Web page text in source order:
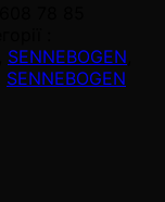
SENNEBOGEN
SENNEBOGEN